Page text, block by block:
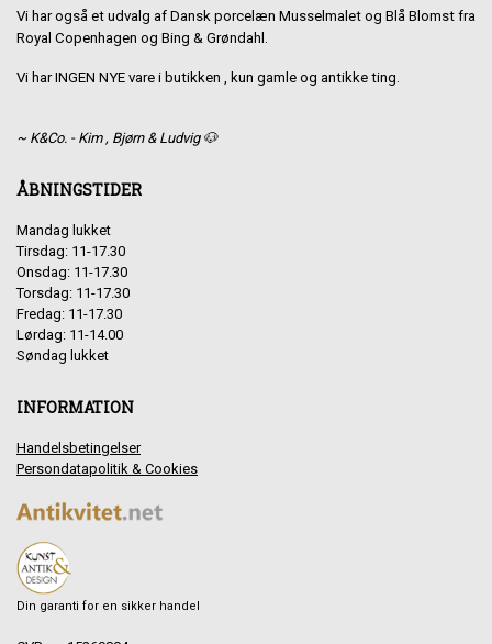
Vi har også et udvalg af Dansk porcelæn Musselmalet og Blå Blomst fra
Royal Copenhagen og Bing & Grøndahl.
Vi har INGEN NYE vare i butikken , kun gamle og antikke ting.
~ K&Co. - Kim , Bjørn & Ludvig 🐶
ÅBNINGSTIDER
Mandag lukket
Tirsdag: 11-17.30
Onsdag: 11-17.30
Torsdag: 11-17.30
Fredag: 11-17.30
Lørdag: 11-14.00
Søndag lukket
INFORMATION
Handelsbetingelser
Persondatapolitik & Cookies
Din garanti for en sikker handel